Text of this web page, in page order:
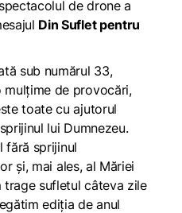
de drone a
Din Suflet pentru
sub numărul 33,
mulțime de provocări,
toate cu ajutorul
lui Dumnezeu.
fără sprijinul
și, mai ales, al Măriei
trage sufletul câteva zile
ediția de anul